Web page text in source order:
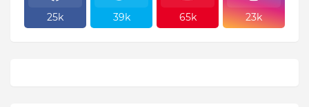
25k 39k 65k 23k